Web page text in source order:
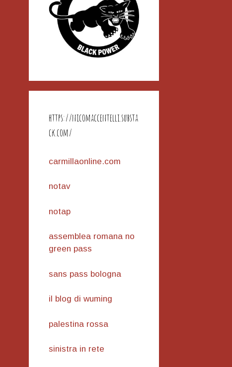
https://nicomaccentelli.substa
ck.com/
carmillaonline.com
notav
notap
assemblea romana no
green pass
sans pass bologna
il blog di wuming
palestina rossa
sinistra in rete